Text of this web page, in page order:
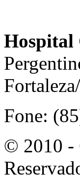
Hospital
Fone:
© 2010 -